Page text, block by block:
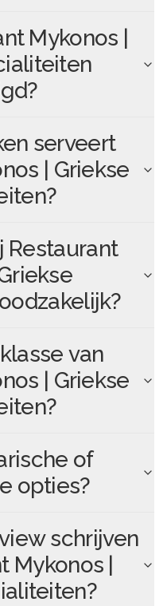
Mykonos |
serveert
| Griekse
?
Restaurant
van
| Griekse
?
of
opties?
schrijven
Mykonos |
?